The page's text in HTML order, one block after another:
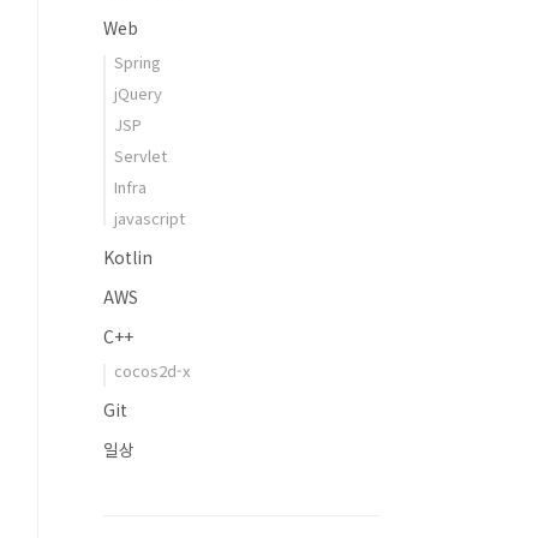
Web
Spring
jQuery
JSP
Servlet
Infra
javascript
Kotlin
AWS
C++
cocos2d-x
Git
일상